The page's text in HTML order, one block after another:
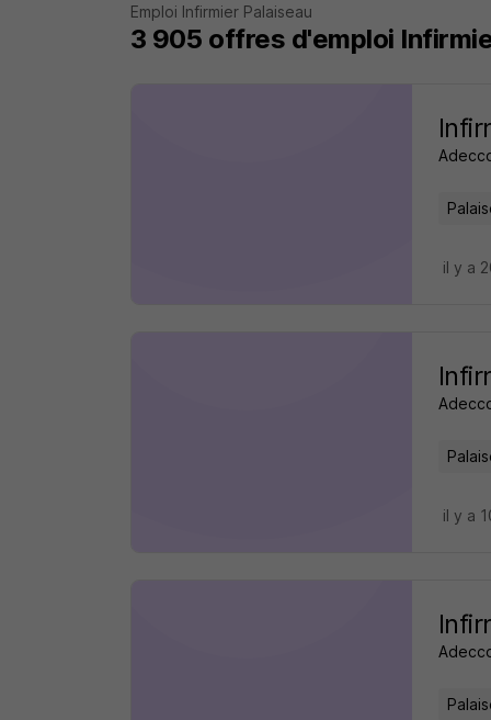
Emploi Infirmier Palaiseau
3 905 offres d'emploi
il y a
il y a